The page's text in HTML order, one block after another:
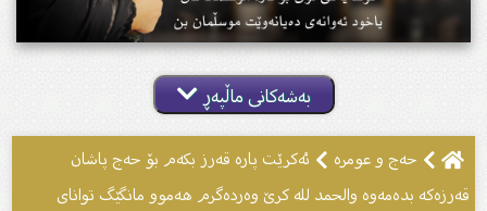
بەشەکانی ماڵپەڕ
حەج و عومرە
ئەكرێت پارە قەرز بكەم بۆ حەج پاشان
قەرزەكە بدەمەوە والحمد لله كرێ وەردەگرم هەموو مانگێگ توانای